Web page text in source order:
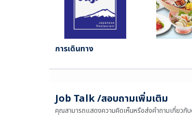
การเดินทาง
Job Talk /สอบถามเพิ่มเติม
คุณสามารถแสดงความคิดเห็นหรือส่งคำถามเกี่ยวกั